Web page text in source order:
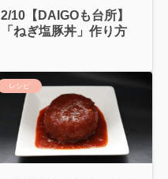
2/10【DAIGOも台所】
「ねぎ塩豚丼」作り方
レシピ